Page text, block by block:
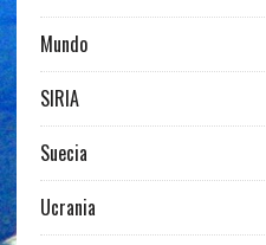
Mundo
SIRIA
Suecia
Ucrania